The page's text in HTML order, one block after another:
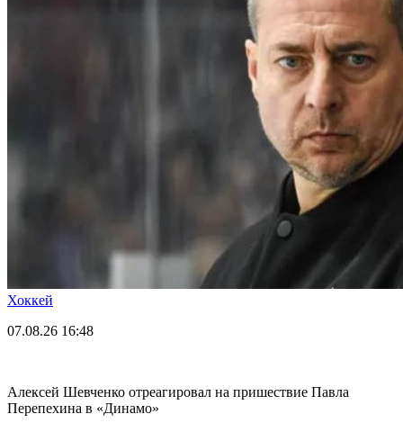
Хоккей
07.08.26 16:48
Алексей Шевченко отреагировал на пришествие Павла
Перепехина в «Динамо»